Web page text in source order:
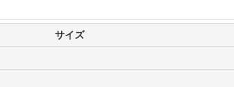
サイズ